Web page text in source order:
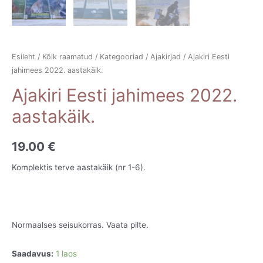
Esileht / Kõik raamatud / Kategooriad / Ajakirjad / Ajakiri Eesti
jahimees 2022. aastakäik.
Ajakiri Eesti jahimees 2022.
aastakäik.
19.00 €
Komplektis terve aastakäik (nr 1-6).
Normaalses seisukorras. Vaata pilte.
Saadavus: 1 laos